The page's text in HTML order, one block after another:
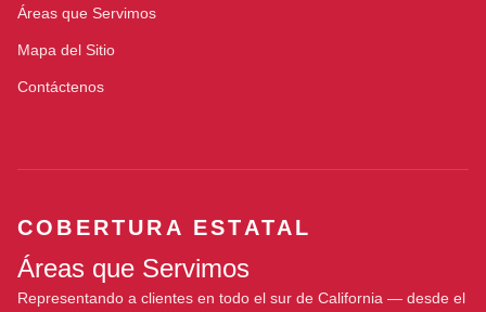
Áreas que Servimos
Mapa del Sitio
Contáctenos
COBERTURA ESTATAL
Áreas que Servimos
Representando a clientes en todo el sur de California — desde el